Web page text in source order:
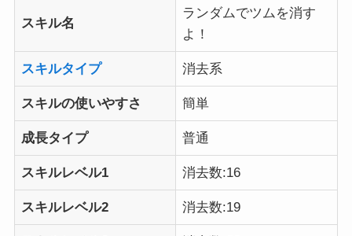
スキル名
ランダムでツムを消す
よ！
スキルタイプ 消去系
スキルの使いやすさ 簡単
成長タイプ 普通
スキルレベル1 消去数:16
スキルレベル2 消去数:19